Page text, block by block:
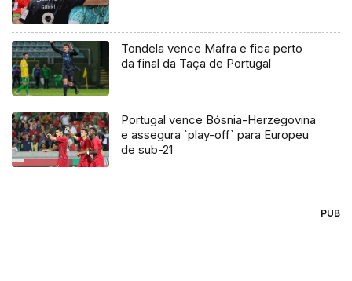
Tondela vence Mafra e fica perto
da final da Taça de Portugal
Portugal vence Bósnia-Herzegovina
e assegura `play-off` para Europeu
de sub-21
PUB